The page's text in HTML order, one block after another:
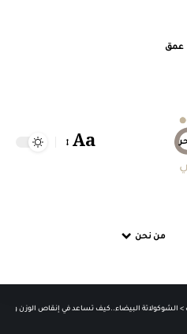
عمق
من نحن
Aa
> الشوكولاتة البيضاء..كيف تساعد في إنقاص الوزن